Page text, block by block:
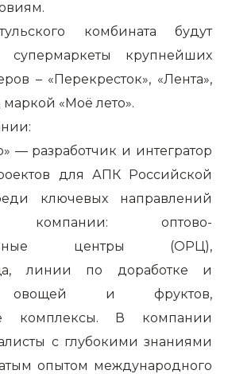
комбината будут
супермаркеты крупнейших
– «Перекресток», «Лента»,
маркой «Моё лето».
— разработчик и интегратор
для АПК Российской
ключевых направлений
компании: оптово-
центры (ОРЦ),
линии по доработке и
овощей и фруктов,
комплексы. В компании
с глубокими знаниями
опытом международного